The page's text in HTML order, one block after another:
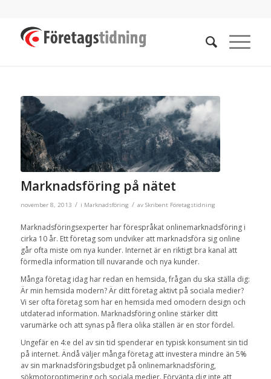
Marknadsföring på nätet
november 8, 2013 / i Marknadsföring / av Skribent Företagstidning
Marknadsföringsexperter har förespråkat onlinemarknadsföring i
cirka 10 år. Ett företag som undviker att marknadsföra sig online
går ofta miste om nya kunder. Internet är en riktigt bra kanal att
förmedla information till nuvarande och nya kunder.
Många företag idag har redan en hemsida, frågan du ska ställa dig:
Är min hemsida modern? Är ditt företag aktivt på sociala medier?
Vi ser ofta företag som har en hemsida med omodern design och
utdaterad information. Marknadsföring online stärker ditt
varumärke och att synas på flera olika ställen är en stor fördel.
Ungefär en 4:e del av sin tid spenderar en typisk konsument sin tid
på internet. Ändå väljer många företag att investera mindre än 5%
av sin marknadsföringsbudget på onlinemarknadsföring,